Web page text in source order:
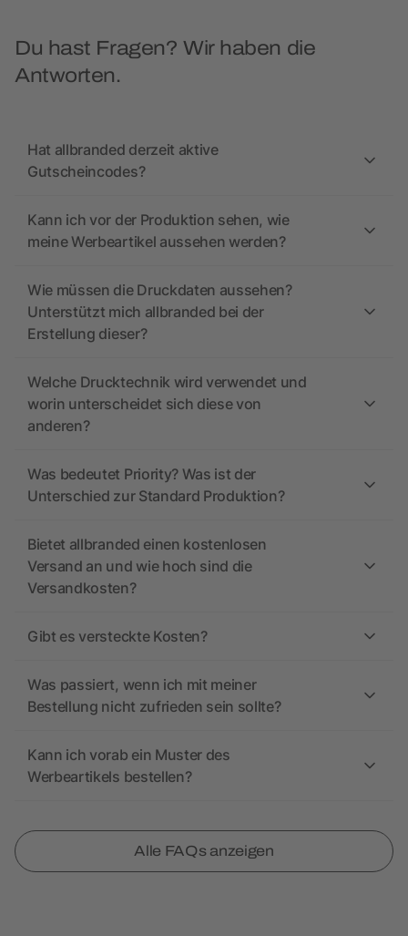
Du hast Fragen? Wir haben die
Antworten.
Hat allbranded derzeit aktive
Gutscheincodes?
Kann ich vor der Produktion sehen, wie
meine Werbeartikel aussehen werden?
Wie müssen die Druckdaten aussehen?
Unterstützt mich allbranded bei der
Erstellung dieser?
Welche Drucktechnik wird verwendet und
worin unterscheidet sich diese von
anderen?
Was bedeutet Priority? Was ist der
Unterschied zur Standard Produktion?
Bietet allbranded einen kostenlosen
Versand an und wie hoch sind die
Versandkosten?
Gibt es versteckte Kosten?
Was passiert, wenn ich mit meiner
Bestellung nicht zufrieden sein sollte?
Kann ich vorab ein Muster des
Werbeartikels bestellen?
Alle FAQs anzeigen